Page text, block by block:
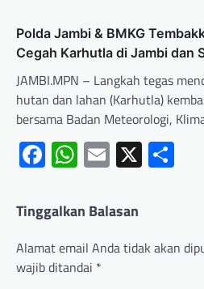
Polda Jambi & BMKG
Cegah Karhutla di Jambi dan
JAMBI.MPN – Langkah tegas
hutan dan lahan (Karhutla)
bersama Badan Meteorologi,
Facebook
WhatsApp
Email
X
Tinggalkan Balasan
Alamat email Anda tidak akan
wajib ditandai *